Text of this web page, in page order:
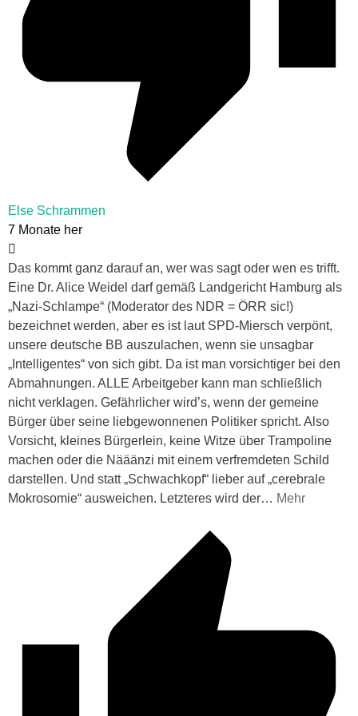
Else Schrammen
7 Monate her
Das kommt ganz darauf an, wer was sagt oder wen es trifft.
Eine Dr. Alice Weidel darf gemäß Landgericht Hamburg als
„Nazi-Schlampe“ (Moderator des NDR = ÖRR sic!)
bezeichnet werden, aber es ist laut SPD-Miersch verpönt,
unsere deutsche BB auszulachen, wenn sie unsagbar
„Intelligentes“ von sich gibt. Da ist man vorsichtiger bei den
Abmahnungen. ALLE Arbeitgeber kann man schließlich
nicht verklagen. Gefährlicher wird’s, wenn der gemeine
Bürger über seine liebgewonnenen Politiker spricht. Also
Vorsicht, kleines Bürgerlein, keine Witze über Trampoline
machen oder die Nääänzi mit einem verfremdeten Schild
darstellen. Und statt „Schwachkopf“ lieber auf „cerebrale
Mokrosomie“ ausweichen. Letzteres wird der… Mehr